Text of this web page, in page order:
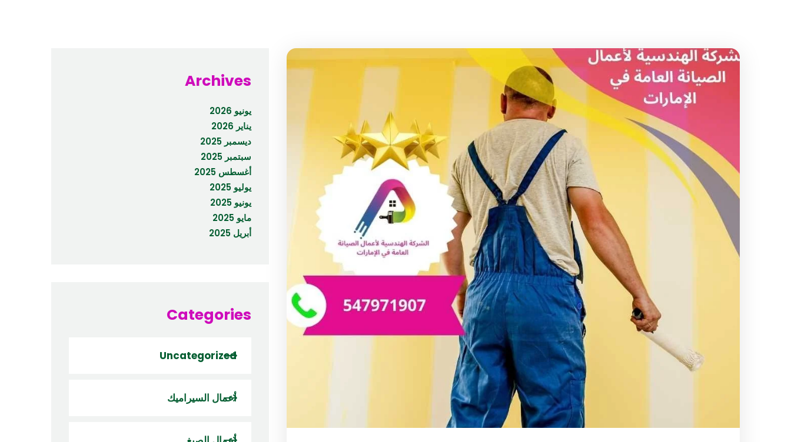
Archives
يونيو 2026
يناير 2026
ديسمبر 2025
سبتمبر 2025
أغسطس 2025
يوليو 2025
يونيو 2025
مايو 2025
أبريل 2025
Categories
Uncategorized
أعمال السيراميك